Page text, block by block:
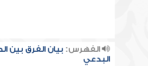
الفهرس: بيان الفرق بين
البدعي